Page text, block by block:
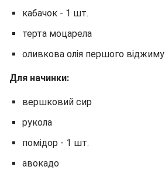
кабачок - 1 шт.
терта моцарела
оливкова олія першого віджиму
Для начинки:
вершковий сир
рукола
помідор - 1 шт.
авокадо